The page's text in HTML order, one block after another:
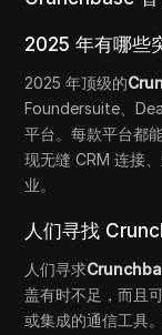
2025 年有哪些
2025 年顶级的
Foundersuite、
平台。每款平台都
现无缝 CRM 连接
业。
人们寻找
人们寻求
盖有时不足，而且
或集成的通信工具